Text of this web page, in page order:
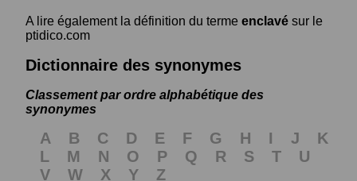
A lire également la définition du terme enclavé sur le
ptidico.com
Dictionnaire des synonymes
Classement par ordre alphabétique des
synonymes
A B C D E F G H I J
K
L
M N O P Q R S T
U
V
W X Y
Z